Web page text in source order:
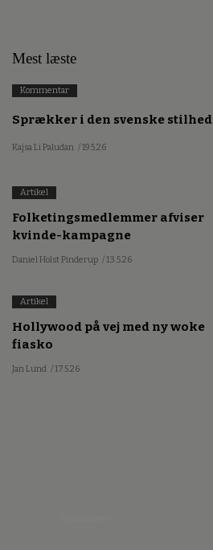
Mest læste
Kommentar
Sprækker i den svenske stilhed
Kajsa Li Paludan / 19.5.26
Artikel
Folketingsmedlemmer afviser
kvinde-kampagne
Daniel Holst Pinderup / 13.5.26
Artikel
Hollywood på vej med ny woke
fiasko
Jan Lund / 17.5.26